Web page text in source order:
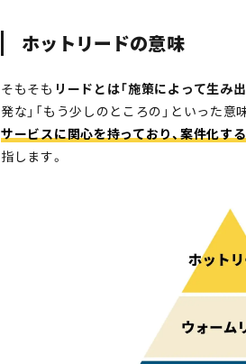
ホットリードの意味
そもそも リードとは「施策によって生み
発な」「もう少しのところの」といった意
サービスに関心を持っており、案件化す
指します。